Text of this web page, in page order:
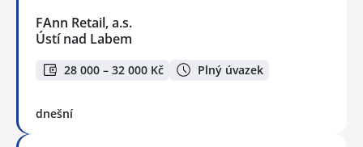
FAnn Retail, a.s.
Ústí nad Labem
28 000 – 32 000 Kč Plný úvazek
dnešní